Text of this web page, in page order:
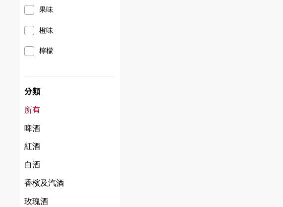
果味
橙味
檸檬
分類
所有
啤酒
紅酒
白酒
香檳及汽酒
玫瑰酒